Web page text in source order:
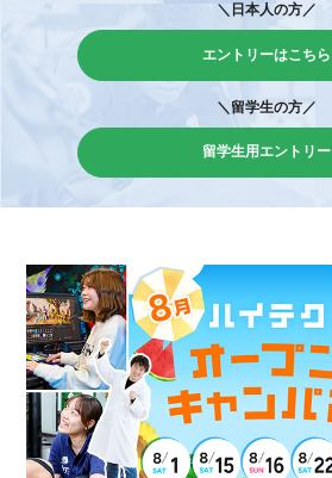
＼日本人の方／
エントリーはこちら
＼留学生の方／
留学生用エントリー